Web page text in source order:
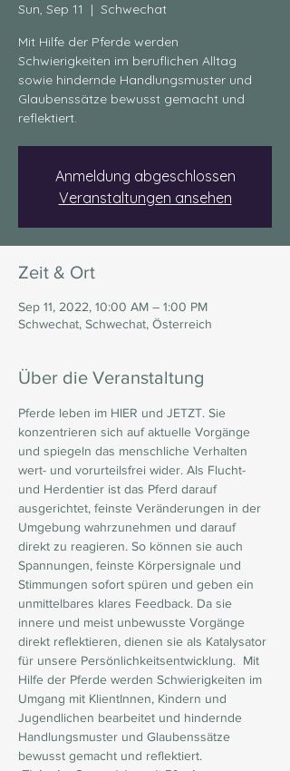
Sun, Sep 11
  |
Schwechat
Mit Hilfe der Pferde werden
Schwierigkeiten im beruflichen Alltag
sowie hindernde Handlungsmuster und
Glaubenssätze bewusst gemacht und
reflektiert.
Anmeldung abgeschlossen
Veranstaltungen ansehen
Zeit & Ort
Sep 11, 2022, 10:00 AM – 1:00 PM
Schwechat, Schwechat, Österreich
Über die Veranstaltung
Pferde leben im HIER und JETZT. Sie
konzentrieren sich auf aktuelle Vorgänge
und spiegeln das menschliche Verhalten
wert- und vorurteilsfrei wider. Als Flucht-
und Herdentier ist das Pferd darauf
ausgerichtet, feinste Veränderungen in der
Umgebung wahrzunehmen und darauf
direkt zu reagieren. So können sie auch
Spannungen, feinste Körpersignale und
Stimmungen sofort spüren und geben ein
unmittelbares klares Feedback. Da sie
innere und meist unbewusste Vorgänge
direkt reflektieren, dienen sie als Katalysator
für unsere Persönlichkeitsentwicklung.  Mit
Hilfe der Pferde werden Schwierigkeiten im
Umgang mit KlientInnen, Kindern und
Jugendlichen bearbeitet und hindernde
Handlungsmuster und Glaubenssätze
bewusst gemacht und reflektiert.